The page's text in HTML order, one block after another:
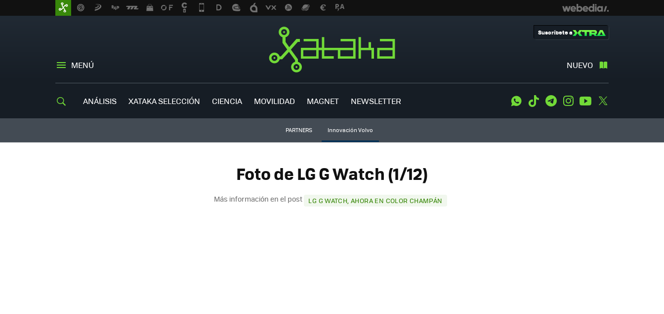
MENÚ NUEVO
Suscríbete a
ANÁLISIS XATAKA SELECCIÓN CIENCIA MOVILIDAD MAGNET NEWSLETTER WhatsApp
Tiktok TelegramInstagramYoutube
PARTNERS Innovación Volvo
Foto de LG G Watch (1/12)
Más información en el post LG G WATCH, AHORA EN COLOR CHAMPÁN